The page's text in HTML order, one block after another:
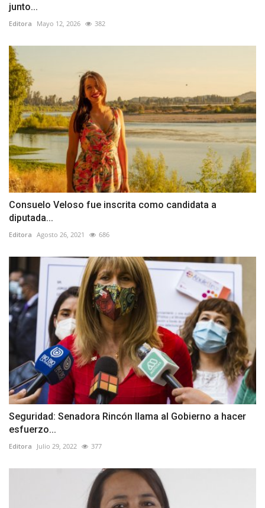
junto...
Editora Mayo 12, 2026 382
Consuelo Veloso fue inscrita como candidata a
diputada...
Editora Agosto 26, 2021 686
Seguridad: Senadora Rincón llama al Gobierno a hacer
esfuerzo...
Editora Julio 29, 2022 377